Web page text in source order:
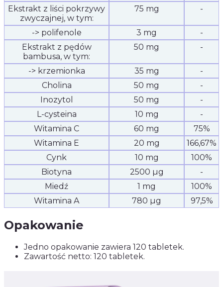
Ekstrakt z liści pokrzywy
zwyczajnej, w tym:
75 mg -
-> polifenole 3 mg
-
Ekstrakt z pędów
bambusa, w tym:
50 mg -
-> krzemionka 35 mg
-
Cholina
50 mg
-
Inozytol
50 mg
-
L-cysteina
10 mg
-
Witamina C
60 mg
75%
Witamina E
20 mg
166,67%
Cynk
10 mg
100%
Biotyna
2500 µg
-
Miedź
1 mg
100%
Witamina A
780 µg 97,5%
Opakowanie
Jedno opakowanie zawiera 120 tabletek.
Zawartość netto: 120 tabletek.